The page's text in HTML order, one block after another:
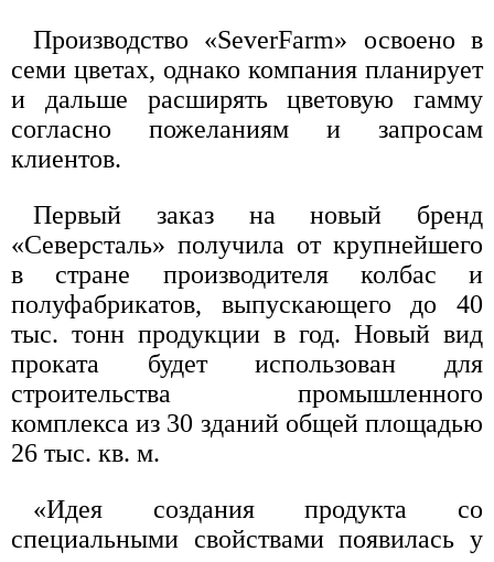
Производство «SeverFarm» освоено в
семи цветах, однако компания планирует
и дальше расширять цветовую гамму
согласно пожеланиям и запросам
клиентов.
Первый заказ на новый бренд
«Северсталь» получила от крупнейшего
в стране производителя колбас и
полуфабрикатов, выпускающего до 40
тыс. тонн продукции в год. Новый вид
проката будет использован для
строительства промышленного
комплекса из 30 зданий общей площадью
26 тыс. кв. м.
«Идея создания продукта со
специальными свойствами появилась у